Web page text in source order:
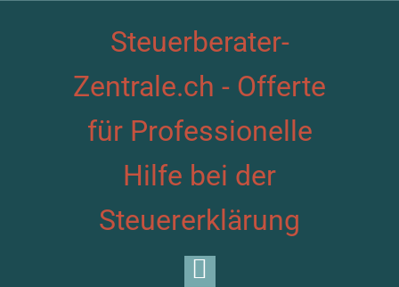
Steuerberater-
Zentrale.ch - Offerte
für Professionelle
Hilfe bei der
Steuererklärung